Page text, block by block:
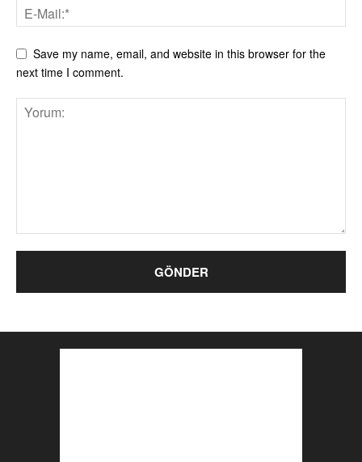
Save my name, email, and website in this browser for the
next time I comment.